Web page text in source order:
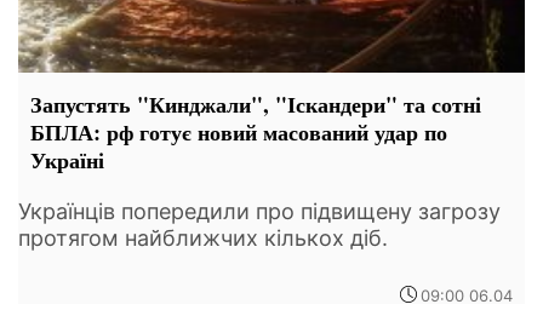
Запустять "Кинджали", "Іскандери" та сотні
БПЛА: рф готує новий масований удар по
Україні
Українців попередили про підвищену загрозу
протягом найближчих кількох діб.
09:00 06.04